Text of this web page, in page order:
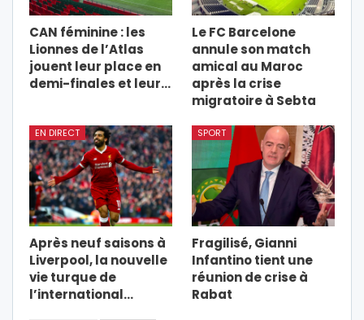
CAN féminine : les
Lionnes de l’Atlas
jouent leur place en
demi-finales et leur…
Le FC Barcelone
annule son match
amical au Maroc
après la crise
migratoire à Sebta
EN DIRECT
Après neuf saisons à
Liverpool, la nouvelle
vie turque de
l’international…
SPORT
Fragilisé, Gianni
Infantino tient une
réunion de crise à
Rabat